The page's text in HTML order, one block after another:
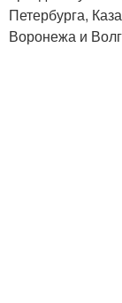
Петербурга,
Воронежа и